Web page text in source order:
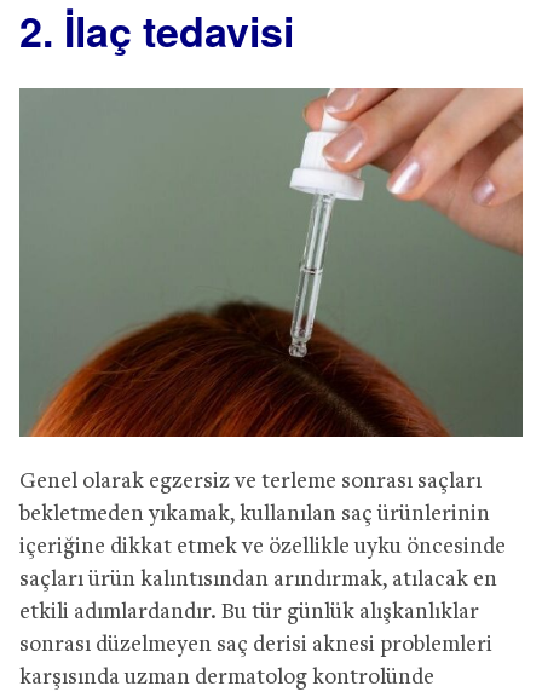
2. İlaç tedavisi
Genel olarak egzersiz ve terleme sonrası saçları
bekletmeden yıkamak, kullanılan saç ürünlerinin
içeriğine dikkat etmek ve özellikle uyku öncesinde
saçları ürün kalıntısından arındırmak, atılacak en
etkili adımlardandır. Bu tür günlük alışkanlıklar
sonrası düzelmeyen saç derisi aknesi problemleri
karşısında uzman dermatolog kontrolünde